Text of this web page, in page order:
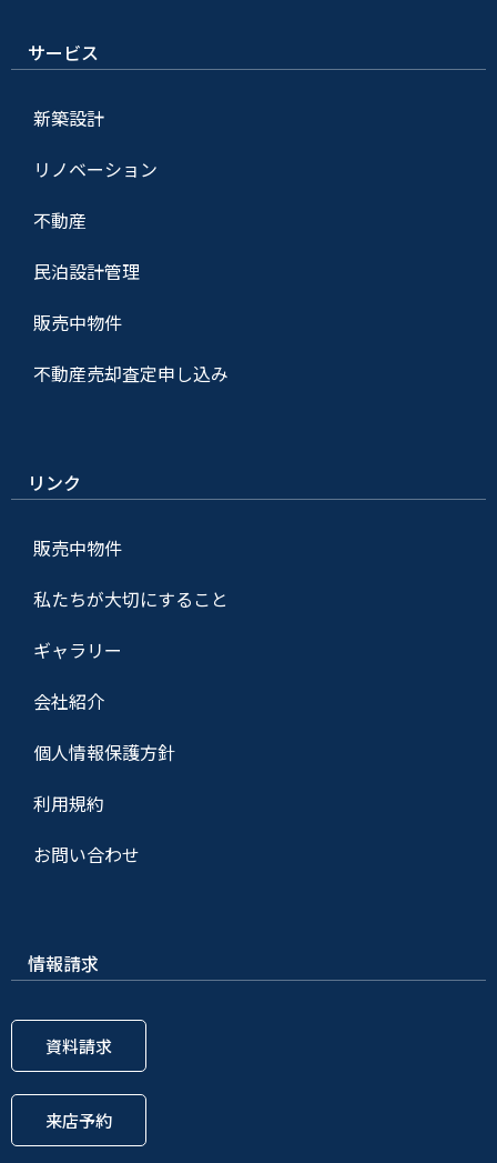
サービス
新築設計
リノベーション
不動産
民泊設計管理
販売中物件
不動産売却査定申し込み
リンク
販売中物件
私たちが大切にすること
ギャラリー
会社紹介
個人情報保護方針
利用規約
お問い合わせ
情報請求
資料請求
来店予約